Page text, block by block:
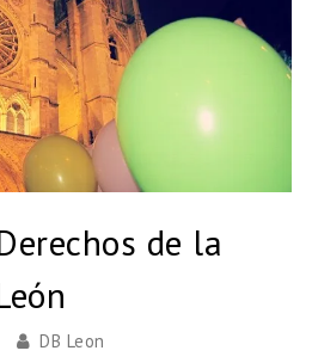
de la
DB Leon